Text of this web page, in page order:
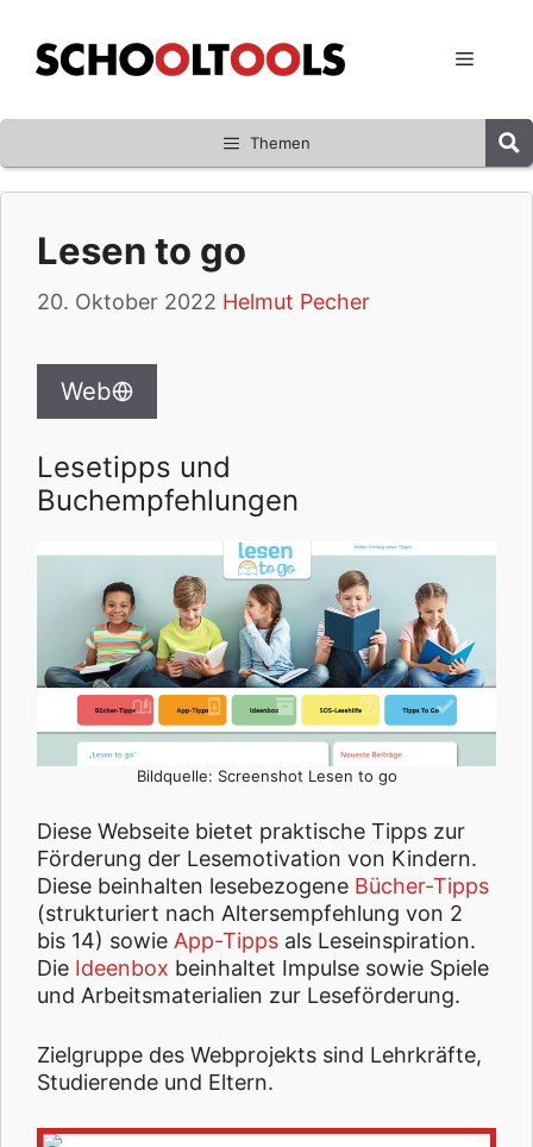
Inhalt
springen
Menü
Themen
Lesen to go
20. Oktober 2022 Helmut Pecher
Web
Lesetipps und
Buchempfehlungen
Bildquelle: Screenshot Lesen to go
Diese Webseite bietet praktische Tipps zur
Förderung der Lesemotivation von Kindern.
Diese beinhalten lesebezogene Bücher-Tipps
(strukturiert nach Altersempfehlung von 2
bis 14) sowie App-Tipps als Leseinspiration.
Die Ideenbox beinhaltet Impulse sowie Spiele
und Arbeitsmaterialien zur Leseförderung.
Zielgruppe des Webprojekts sind Lehrkräfte,
Studierende und Eltern.